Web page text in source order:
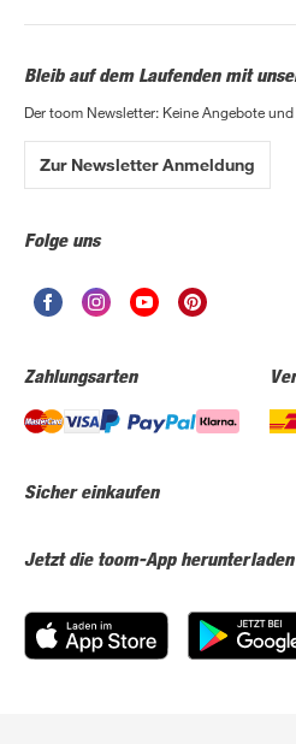
Bleib auf dem Laufenden mit
Der toom Newsletter: Keine Angebote
Zur Newsletter Anmeldung
Folge uns
Zahlungsarten
Sicher einkaufen
Jetzt die toom-App herunterladen